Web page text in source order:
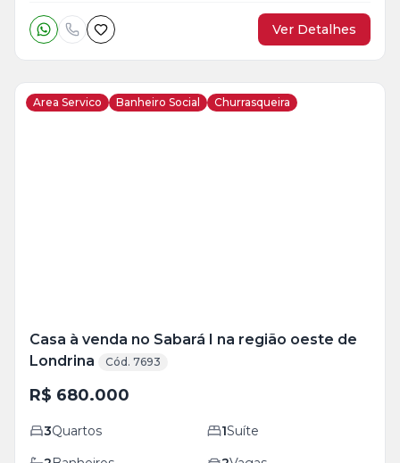
Ver Detalhes
Area Servico Banheiro Social Churrasqueira
Casa à venda no Sabará I na região oeste de
Londrina
Cód. 7693
R$ 680.000
3Quartos 1Suíte